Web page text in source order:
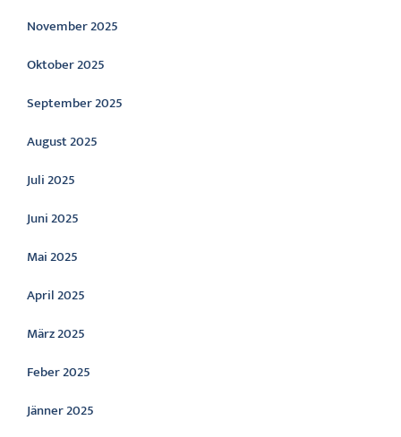
November 2025
Oktober 2025
September 2025
August 2025
Juli 2025
Juni 2025
Mai 2025
April 2025
März 2025
Feber 2025
Jänner 2025